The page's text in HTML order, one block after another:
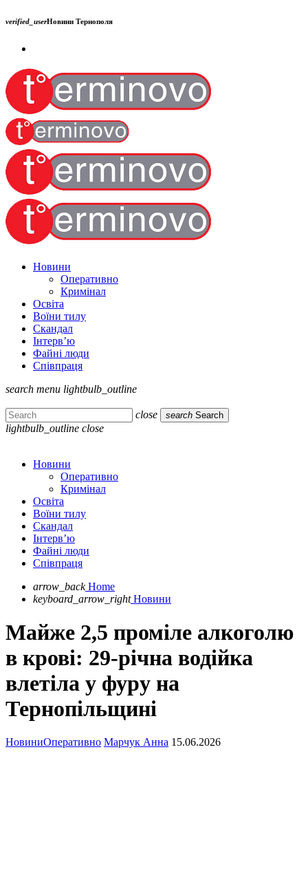
verified_userНовини Тернополя
Новини
Оперативно
Кримінал
Освіта
Воїни тилу
Скандал
Інтерв’ю
Файні люди
Співпраця
search menu lightbulb_outline
close search Search
lightbulb_outline close
Новини
Оперативно
Кримінал
Освіта
Воїни тилу
Скандал
Інтерв’ю
Файні люди
Співпраця
arrow_back Home
keyboard_arrow_right Новини
Майже 2,5 проміле алкоголю
в крові: 29-річна водійка
влетіла у фуру на
Тернопільщині
НовиниОперативно Марчук Анна 15.06.2026